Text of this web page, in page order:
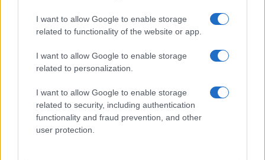
I want to allow Google to enable storage
related to functionality of the website or app.
I want to allow Google to enable storage
related to personalization.
I want to allow Google to enable storage
related to security, including authentication
functionality and fraud prevention, and other
user protection.
ΑΜΥΝΑ
πρόγραμμα SAFE – Δήλωση του αρμόδιου
επιτρόπου Α. Κουμπίλιους
13/06/2026 - 6:33μμ